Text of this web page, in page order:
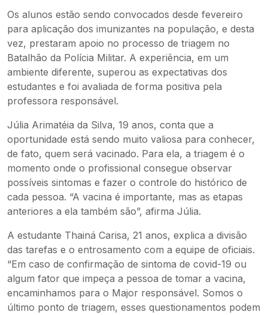
Os alunos estão sendo convocados desde fevereiro
para aplicação dos imunizantes na população, e desta
vez, prestaram apoio no processo de triagem no
Batalhão da Polícia Militar. A experiência, em um
ambiente diferente, superou as expectativas dos
estudantes e foi avaliada de forma positiva pela
professora responsável.
Júlia Arimatéia da Silva, 19 anos, conta que a
oportunidade está sendo muito valiosa para conhecer,
de fato, quem será vacinado. Para ela, a triagem é o
momento onde o profissional consegue observar
possíveis sintomas e fazer o controle do histórico de
cada pessoa. “A vacina é importante, mas as etapas
anteriores a ela também são”, afirma Júlia.
A estudante Thainá Carisa, 21 anos, explica a divisão
das tarefas e o entrosamento com a equipe de oficiais.
“Em caso de confirmação de sintoma de covid-19 ou
algum fator que impeça a pessoa de tomar a vacina,
encaminhamos para o Major responsável. Somos o
último ponto de triagem, esses questionamentos podem